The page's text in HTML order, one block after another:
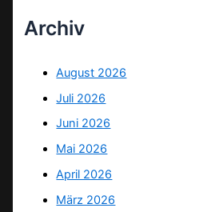
Archiv
August 2026
Juli 2026
Juni 2026
Mai 2026
April 2026
März 2026